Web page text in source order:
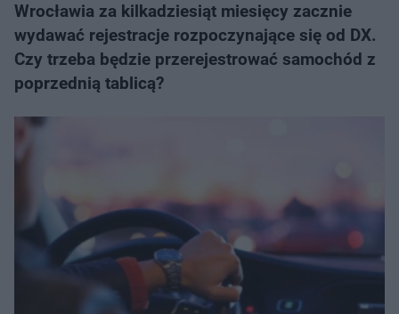
Wrocławia za kilkadziesiąt miesięcy zacznie
wydawać rejestracje rozpoczynające się od DX.
Czy trzeba będzie przerejestrować samochód z
poprzednią tablicą?